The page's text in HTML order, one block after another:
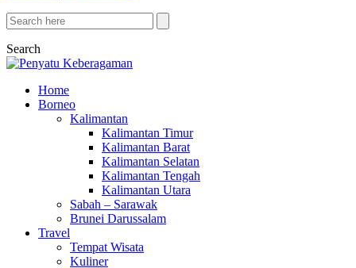
Search
Home
Borneo
Kalimantan
Kalimantan Timur
Kalimantan Barat
Kalimantan Selatan
Kalimantan Tengah
Kalimantan Utara
Sabah – Sarawak
Brunei Darussalam
Travel
Tempat Wisata
Kuliner